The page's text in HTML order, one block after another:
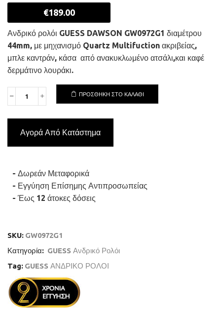
€189.00
Ανδρικό ρολόι GUESS DAWSON GW0972G1 διαμέτρου
44mm, με μηχανισμό Quartz Multifuction ακριβείας,
μπλε καντράν, κάσα από ανακυκλωμένο ατσάλι,και καφέ
δερμάτινο λουράκι.
GUESS
DAWSON
Ρολόι
ποσότητα
ΠΡΟΣΘΉΚΗ ΣΤΟ ΚΑΛΆΘΙ
Αγορά Από Κατάστημα
- Δωρεάν Μεταφορικά
- Εγγύηση Επίσημης Αντιπροσωπείας
- Έως 12 άτοκες δόσεις
SKU: GW0972G1
Κατηγορία: GUESS Ανδρικό Ρολόι
Tag: GUESS ΑΝΔΡΙΚΟ ΡΟΛΟΙ